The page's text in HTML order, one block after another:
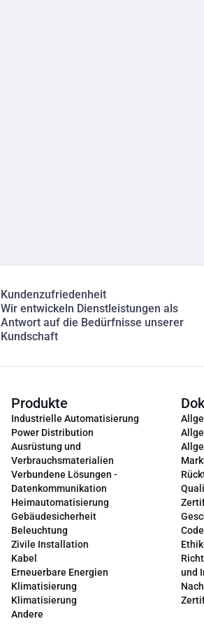
Kundenzufriedenheit
Wir entwickeln Dienstleistungen als
Antwort auf die Bedürfnisse unserer
Kundschaft
Produkte
Industrielle Automatisierung
Power Distribution
Ausrüstung und
Verbrauchsmaterialien
Verbundene Lösungen -
Datenkommunikation
Heimautomatisierung
Gebäudesicherheit
Beleuchtung
Zivile Installation
Kabel
Erneuerbare Energien
Klimatisierung
Klimatisierung
Andere
und